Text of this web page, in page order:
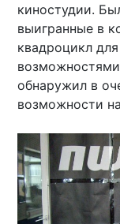
киностудии.
выигранные в
квадроцикл
обнаружил в
возможности